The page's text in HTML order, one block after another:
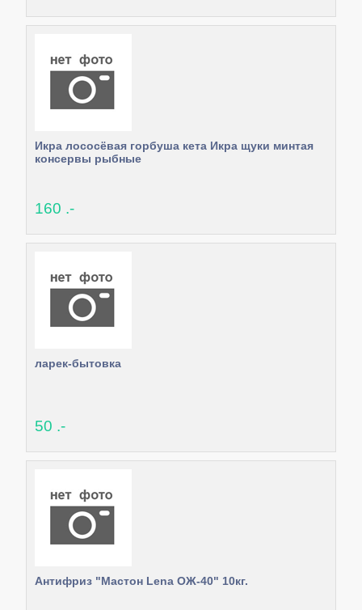
Икра лососёвая горбуша кета Икра щуки минтая
консервы рыбные
160 .-
ларек-бытовка
50 .-
Антифриз "Мастон Lena ОЖ-40" 10кг.